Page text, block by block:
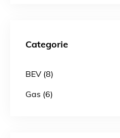
Categorie
BEV (8)
Gas (6)